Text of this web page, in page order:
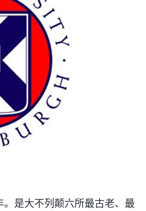
是大不列颠六所最古老、最